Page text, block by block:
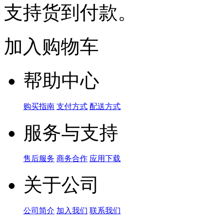
支持货到付款。
加入购物车
帮助中心
购买指南 支付方式 配送方式
服务与支持
售后服务 商务合作 应用下载
关于公司
公司简介 加入我们 联系我们